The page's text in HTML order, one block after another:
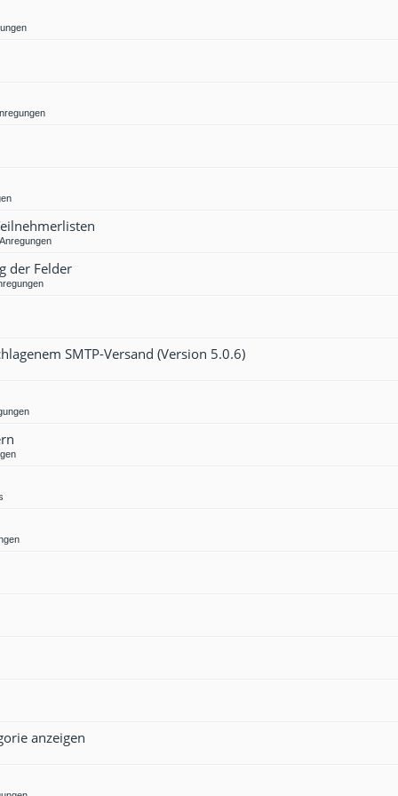
der Felder
SMTP-Versand (Version 5.0.6)
anzeigen